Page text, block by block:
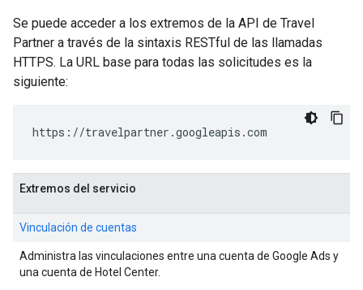
Se puede acceder a los extremos de la API de Travel
Partner a través de la sintaxis RESTful de las llamadas
HTTPS. La URL base para todas las solicitudes es la
siguiente:
https://travelpartner.googleapis.com
Extremos del servicio
Vinculación de cuentas
Administra las vinculaciones entre una cuenta de Google Ads y
una cuenta de Hotel Center.